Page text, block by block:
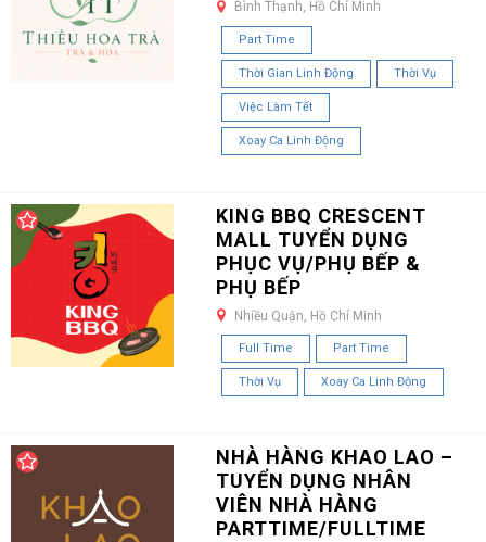
Bình Thạnh, Hồ Chí Minh
Part Time
Thời Gian Linh Động Thời Vụ
Việc Làm Tết
Xoay Ca Linh Động
KING BBQ CRESCENT
MALL TUYỂN DỤNG
PHỤC VỤ/PHỤ BẾP &
PHỤ BẾP
Nhiều Quận, Hồ Chí Minh
Full Time Part Time
Thời Vụ Xoay Ca Linh Động
NHÀ HÀNG KHAO LAO –
TUYỂN DỤNG NHÂN
VIÊN NHÀ HÀNG
PARTTIME/FULLTIME